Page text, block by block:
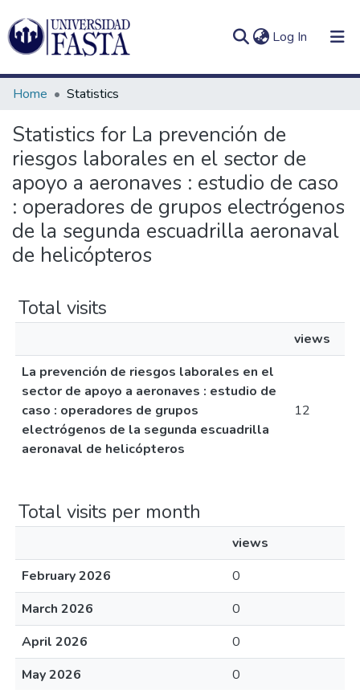
Log In (current)
Communities
&
Collections
All of DSpace
Log
In
Home Statistics
Statistics for La prevención de
riesgos laborales en el sector de
apoyo a aeronaves : estudio de caso
: operadores de grupos electrógenos
de la segunda escuadrilla aeronaval
de helicópteros
Total visits
views
La prevención de riesgos laborales en el
sector de apoyo a aeronaves : estudio de
caso : operadores de grupos
electrógenos de la segunda escuadrilla
aeronaval de helicópteros
12
Total visits per month
views
February 2026
0
March 2026
0
April 2026
0
May 2026
0